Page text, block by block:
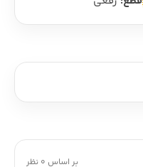
بر اساس 0 نظر